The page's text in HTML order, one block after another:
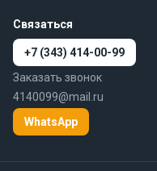
Связаться
+7 (343) 414-00-99
Заказать звонок
4140099@mail.ru
WhatsApp